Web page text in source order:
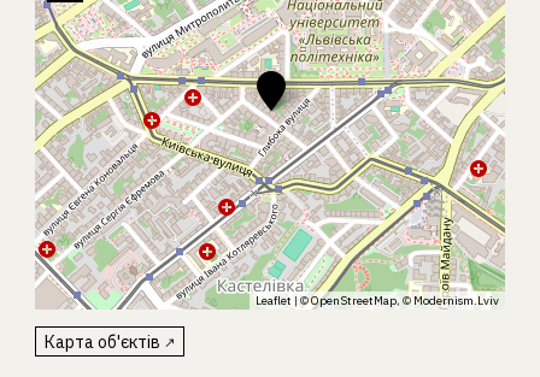
Leaflet | ©OpenStreetMap, © Modernism.Lviv
Карта об'єктів